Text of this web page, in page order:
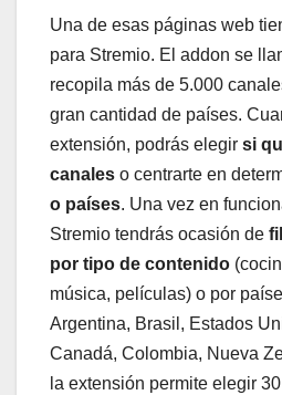
Una de esas páginas web
para Stremio. El addon se
recopila más de 5.000
gran cantidad de países.
extensión, podrás elegir si
canales o centrarte en
o países. Una vez en
Stremio tendrás ocasión de
por tipo de contenido
música, películas) o por
Argentina, Brasil, Estados
Canadá, Colombia, Nueva
la extensión permite elegir